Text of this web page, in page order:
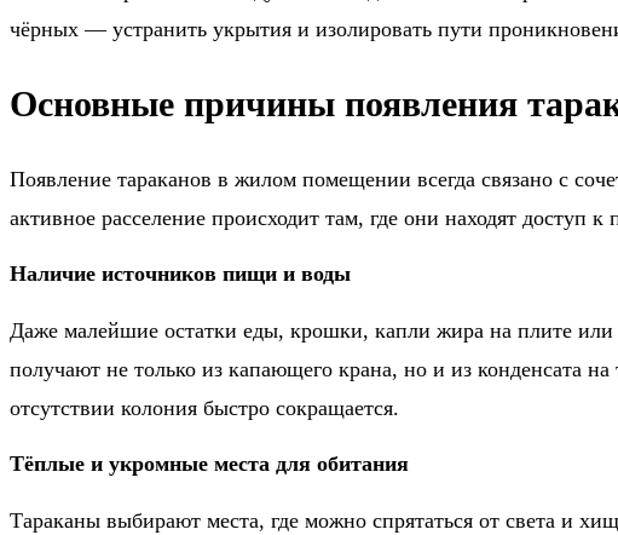
чёрных — устранить укрытия и изолировать пути
Основные причины появления
Появление тараканов в жилом помещении всегда связано с
активное расселение происходит там, где они находят доступ
Наличие источников пищи и воды
Даже малейшие остатки еды, крошки, капли жира на плите
получают не только из капающего крана, но и из конденсата
отсутствии колония быстро сокращается.
Тёплые и укромные места для обитания
Тараканы выбирают места, где можно спрятаться от света и